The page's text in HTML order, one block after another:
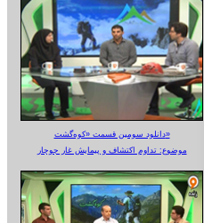
دانلود سومین قسمت «کوه‌گشت»
موضوع: تداوم اکتشاف و پیمایش غار جوجار